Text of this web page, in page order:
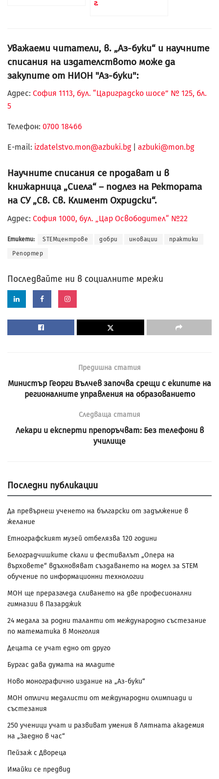
г.
Уважаеми читатели, в. „Аз-буки“ и научните
списания на издателството може да
закупите от НИОН "Аз-буки":
Адрес: София 1113, бул. “Цариградско шосе” № 125, бл.
5
Телефон: 0700 18466
Е-mail: izdatelstvo.mon@azbuki.bg| azbuki@mon.bg
Научните списания се продават и в
книжарница „Сиела“ – подлез на Ректората
на СУ „Св. Св. Климент Охридски“.
Адрес: София 1000, бул. „Цар Освободител“ №22
Етикети: STEMцентрове добри иновации практики
Репортер
Последвайте ни в социалните мрежи
Предишна статия
Министър Георги Вълчев започва срещи с екипите на
регионалните управления на образованието
Следваща статия
Лекари и експерти препоръчват: Без телефони в
училище
Последни публикации
Да превърнеш ученето на български от задължение в
желание
Етнографският музей отбелязва 120 години
Белоградчишките скали и фестивалът „Опера на
върховете“ вдъхновяват създаването на модел за STEM
обучение по информационни технологии
МОН ще преразгледа сливането на две професионални
гимназии в Пазарджик
24 медала за родни таланти от международно състезание
по математика в Монголия
Децата се учат едно от друго
Бургас дава думата на младите
Ново монографично издание на „Аз-буки“
МОН отличи медалисти от международни олимпиади и
състезания
250 ученици учат и развиват умения в Лятната академия
на „Заедно в час“
Пейзаж с Двореца
Имайки се предвид